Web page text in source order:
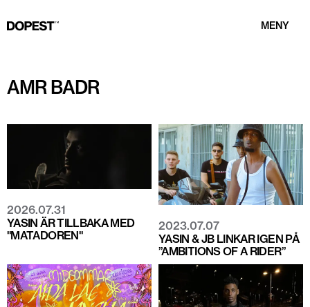
MENY
AMR BADR
2026.07.31
YASIN ÄR TILLBAKA MED
"MATADOREN"
2023.07.07
YASIN & JB LINKAR IGEN PÅ
”AMBITIONS OF A RIDER”